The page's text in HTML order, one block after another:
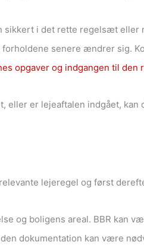
sikkert i det rette regelsæt eller
senere ændrer sig.
opgaver og indgangen til den
eller er lejeaftalen indgået,
lejeregel og først
og boligens areal. BBR kan
dokumentation kan være